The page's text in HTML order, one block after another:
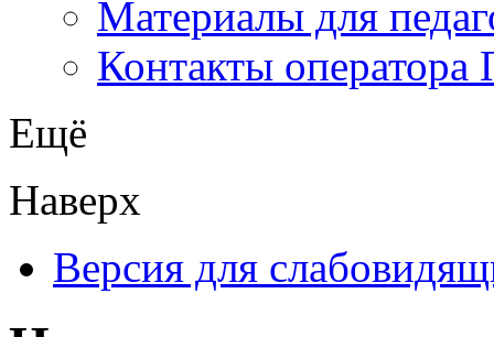
Материалы для
Контакты оператора
Ещё
Наверх
Версия для